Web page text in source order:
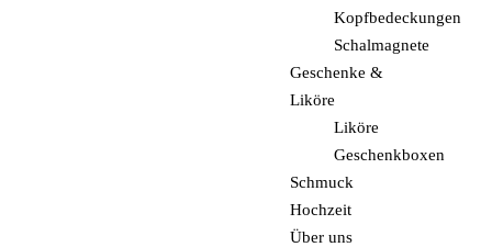
Kopfbedeckungen
Schalmagnete
Geschenke &
Liköre
Liköre
Geschenkboxen
Schmuck
Hochzeit
Über uns